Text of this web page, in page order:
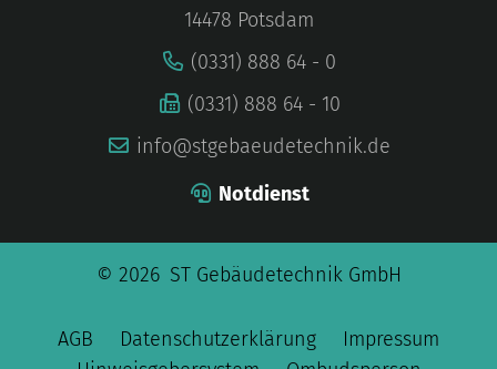
14478 Potsdam
(0331) 888 64 - 0
(0331) 888 64 - 10
info@stgebaeudetechnik.de
Notdienst
© 2026 ST Gebäudetechnik GmbH
AGB Datenschutzerklärung
Impressum